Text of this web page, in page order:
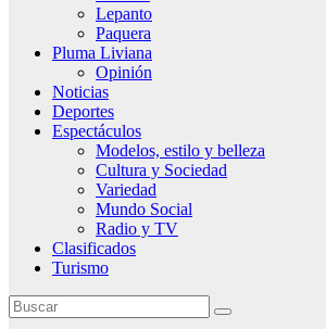
Lepanto
Paquera
Pluma Liviana
Opinión
Noticias
Deportes
Espectáculos
Modelos, estilo y belleza
Cultura y Sociedad
Variedad
Mundo Social
Radio y TV
Clasificados
Turismo